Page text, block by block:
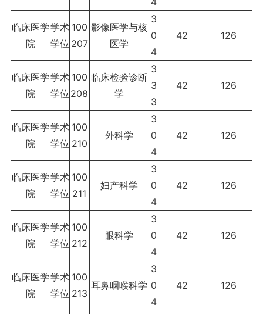
临床医学
院
学术
学位
100
207
影像医学与核
医学
3
0
4
42 126
临床医学
院
学术
学位
100
208
临床检验诊断
学
3
3
3
42 126
临床医学
院
学术
学位
100
210
外科学
3
0
4
42 126
临床医学
院
学术
学位
100
211
妇产科学
3
0
4
42 126
临床医学
院
学术
学位
100
212
眼科学
3
0
4
42 126
临床医学
院
学术
学位
100
213
耳鼻咽喉科学
3
0
4
42 126